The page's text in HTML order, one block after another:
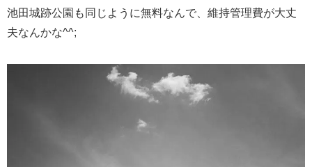
池田城跡公園も同じように無料なんで、維持管理費が大丈
夫なんかな^^;